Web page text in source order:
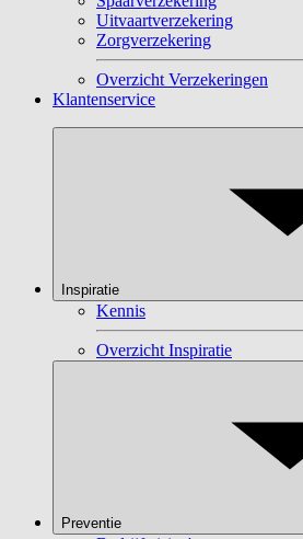
Uitvaartverzekering
Zorgverzekering
Overzicht Verzekeringen
Klantenservice
Inspiratie
Kennis
Overzicht Inspiratie
Preventie